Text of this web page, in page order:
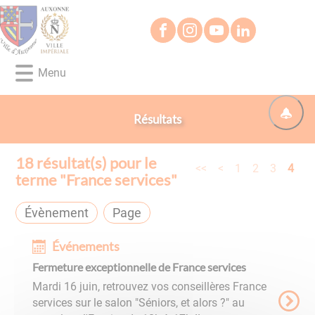
Lien
d'accès
rapide
au
menu
Lien
d'accès
rapide
au
contenu
Lien
d'accès
rapide
Lien
d'accès
rapide
au
pied
Menu
Résultats
18résultat(s) pour le
terme "France services"
<< < 1 2 3 4
Évènement Page
Événements
Fermeture exceptionnelle de France services
Mardi 16 juin, retrouvez vos conseillères France
services sur le salon "Séniors, et alors ?" au
Panneau de gestion des cookies